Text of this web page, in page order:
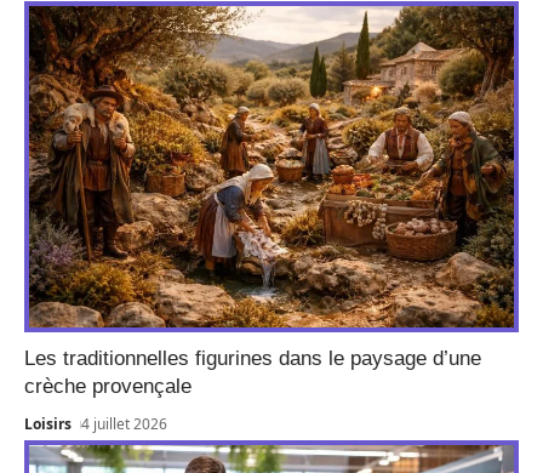
Les traditionnelles figurines dans le paysage d’une
crèche provençale
Loisirs 4 juillet 2026